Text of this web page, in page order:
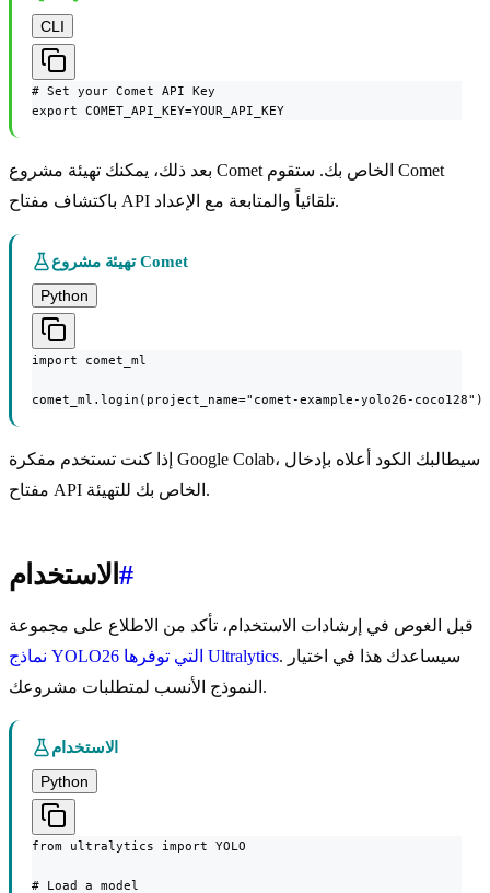
CLI
# Set your Comet API Key
export COMET_API_KEY=YOUR_API_KEY
بعد ذلك، يمكنك تهيئة مشروع Comet الخاص بك. ستقوم Comet
باكتشاف مفتاح API تلقائياً والمتابعة مع الإعداد.
تهيئة مشروع Comet
Python
import comet_ml
comet_ml.login(project_name="comet-example-yolo26-coco128")
إذا كنت تستخدم مفكرة Google Colab، سيطالبك الكود أعلاه بإدخال
مفتاح API الخاص بك للتهيئة.
الاستخدام #
قبل الغوص في إرشادات الاستخدام، تأكد من الاطلاع على مجموعة
نماذج YOLO26 التي توفرها Ultralytics. سيساعدك هذا في اختيار
النموذج الأنسب لمتطلبات مشروعك.
الاستخدام
Python
from ultralytics import YOLO
# Load a model